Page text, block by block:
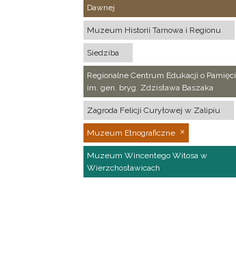
Dawnej
Muzeum Historii Tarnowa i Regionu
Siedziba
Regionalne Centrum Edukacji o Pamięci
im. gen. bryg. Zdzisława Baszaka
Zagroda Felicji Curyłowej w Zalipiu
Muzeum Etnograficzne
Muzeum Wincentego Witosa w
Wierzchosławicach